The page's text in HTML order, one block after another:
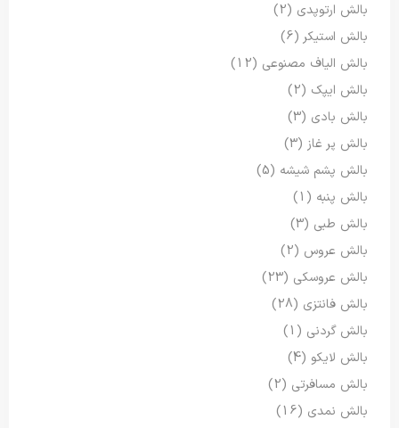
بالش ارتوپدی (2)
بالش استیکر(6)
بالش الیاف مصنوعی (12)
بالش ایپک (2)
بالش بادی (3)
بالش پر غاز (3)
بالش پشم شیشه (5)
بالش پنبه (1)
بالش طبی (3)
بالش عروس (2)
بالش عروسکی (23)
بالش فانتزی (28)
بالش گردنی (1)
بالش لایکو (4)
بالش مسافرتی (2)
بالش نمدی (16)